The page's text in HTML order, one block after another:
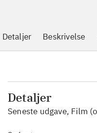
Detaljer Beskrivelse
Detaljer
Seneste udgave, Film